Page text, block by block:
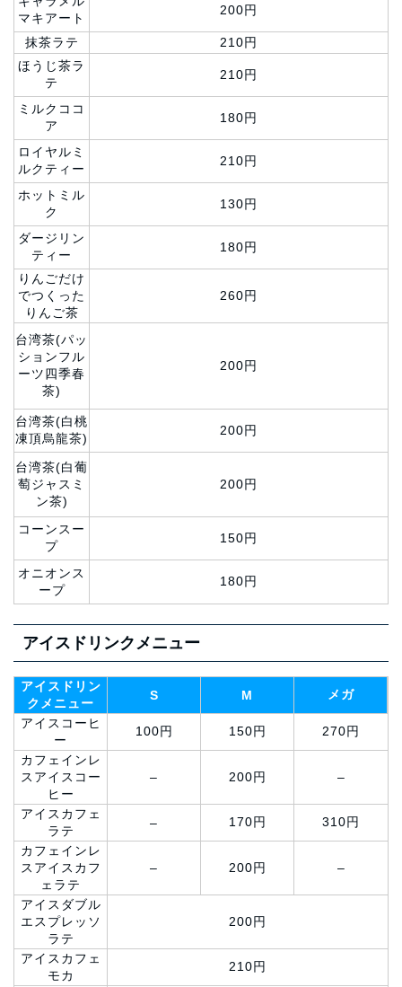
マキアート
200円
抹茶ラテ
210円
ほうじ茶ラ
テ
210円
ミルクココ
ア
180円
ロイヤルミ
ルクティー
210円
ホットミル
ク
130円
ダージリン
ティー
180円
りんごだけ
でつくった
りんご茶
260円
台湾茶(パッ
ションフル
ーツ四季春
茶)
200円
台湾茶(白桃
凍頂烏龍茶)
200円
台湾茶(白葡
萄ジャスミ
ン茶)
200円
コーンスー
プ
150円
オニオンス
ープ
180円
アイスドリンクメニュー
アイスドリン
クメニュー
S M
メガ
アイスコーヒ
ー
100円 150円
270円
カフェインレ
スアイスコー
ヒー
– 200円 –
アイスカフェ
ラテ
– 170円
310円
カフェインレ
スアイスカフ
ェラテ
– 200円 –
アイスダブル
エスプレッソ
ラテ
200円
アイスカフェ
モカ
210円